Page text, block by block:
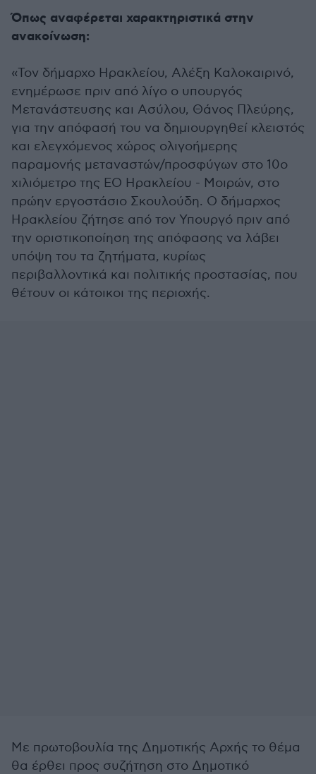
Όπως αναφέρεται χαρακτηριστικά στην
ανακοίνωση:
«Τον δήμαρχο Ηρακλείου, Αλέξη Καλοκαιρινό,
ενημέρωσε πριν από λίγο ο υπουργός
Μετανάστευσης και Ασύλου, Θάνος Πλεύρης,
για την απόφασή του να δημιουργηθεί κλειστός
και ελεγχόμενος χώρος ολιγοήμερης
παραμονής μεταναστών/προσφύγων στο 10ο
χιλιόμετρο της ΕΟ Ηρακλείου - Μοιρών, στο
πρώην εργοστάσιο Σκουλούδη. Ο δήμαρχος
Ηρακλείου ζήτησε από τον Υπουργό πριν από
την οριστικοποίηση της απόφασης να λάβει
υπόψη του τα ζητήματα, κυρίως
περιβαλλοντικά και πολιτικής προστασίας, που
θέτουν οι κάτοικοι της περιοχής.
Με πρωτοβουλία της Δημοτικής Αρχής το θέμα
θα έρθει προς συζήτηση στο Δημοτικό